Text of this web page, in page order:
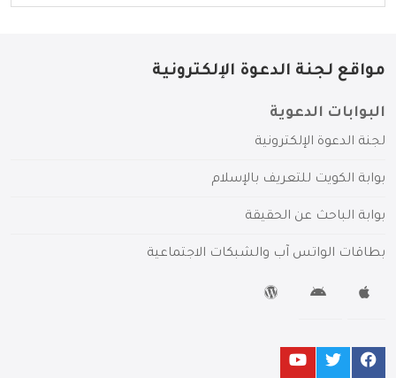
مواقع لجنة الدعوة الإلكترونية
البوابات الدعوية
لجنة الدعوة الإلكترونية
بوابة الكويت للتعريف بالإسلام
بوابة الباحث عن الحقيقة
بطاقات الواتس آب والشبكات الاجتماعية